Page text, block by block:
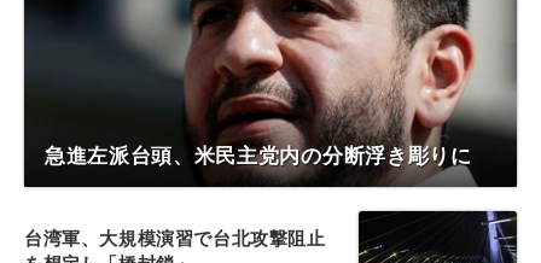
急進左派台頭、米民主党内の分断浮き彫りに
台湾軍、大規模演習で台北攻撃阻止